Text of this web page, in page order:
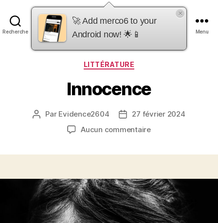
Recherche
merco6
Menu
Catégories
LITTÉRATURE
Innocence
Auteur
Par Evidence2604
Date27 février 2024
Aucun commentairesur
🚀 Add merco6 to your
Android now! 🌟📱
×